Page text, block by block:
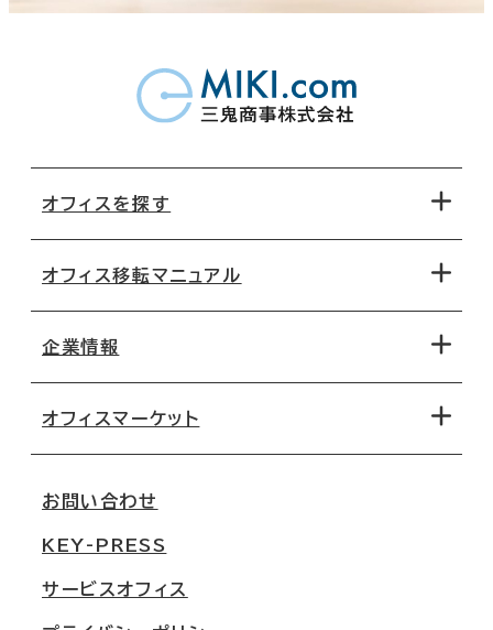
オフィスを探す
地図から探す
路線・駅から探す
オフィス移転マニュアル
移転コストシミュレーション
移転スケジュール
オフィス移転Q&A
企業情報
オフィスマーケット
大阪
名古屋
お問い合わせ
KEY-PRESS
サービスオフィス